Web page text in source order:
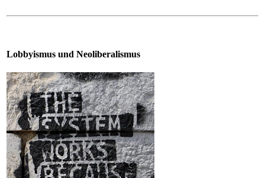
Lobbyismus und Neoliberalismus